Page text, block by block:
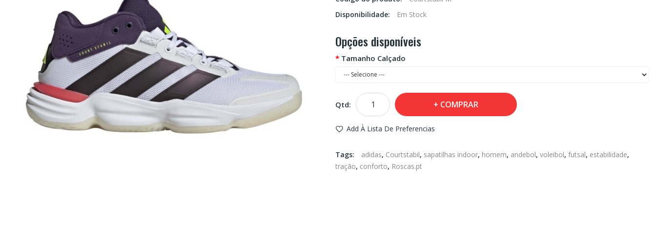
Disponibilidade:
Em Stock
Opções disponíveis
Tamanho Calçado
Qtd: COMPRAR
Add À Lista De Preferencias
Tags: adidas, Courtstabil, sapatilhas indoor, homem, andebol, voleibol, futsal, estabilidade,
tração, conforto, Roscas.pt